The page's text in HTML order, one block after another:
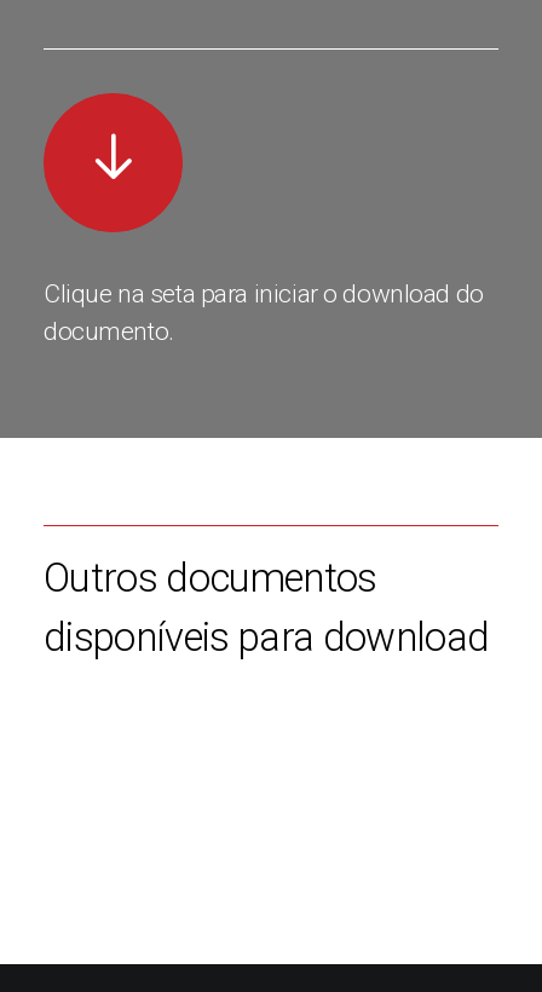
Clique na seta para iniciar o download do
documento.
Outros documentos
disponíveis para download